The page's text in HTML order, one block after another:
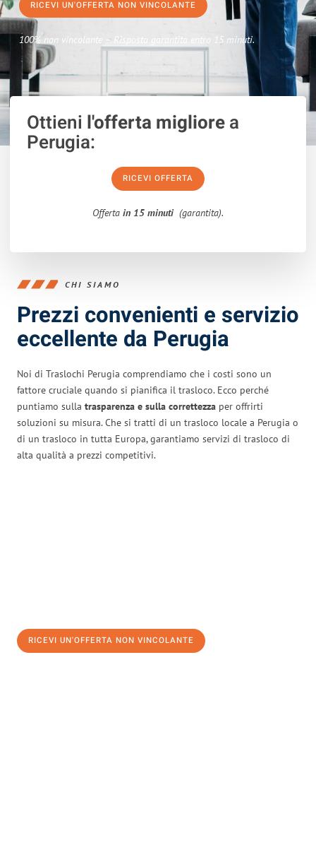
RICEVI UN'OFFERTA NON VINCOLANTE
100% non vincolante – Risposta garantita entro 15 minuti.
Ottieni l'offerta migliorea
Perugia:
RICEVI OFFERTA
Offerta in 15 minuti (garantita).
CHI SIAMO
Prezzi convenienti e servizio
eccellente da Perugia
Noi di Traslochi Perugia comprendiamo che i costi sono un
fattore cruciale quando si pianifica il trasloco. Ecco perché
puntiamo sulla trasparenza e sulla correttezza per offrirti
soluzioni su misura. Che si tratti di un trasloco locale a Perugia o
di un trasloco in tutta Europa, garantiamo servizi di trasloco di
alta qualità a prezzi competitivi.
RICEVI UN'OFFERTA NON VINCOLANTE